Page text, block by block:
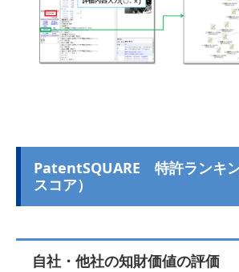
PatentSQUARE 特許ランキ
スコア）
自社・他社の知財価値の評価